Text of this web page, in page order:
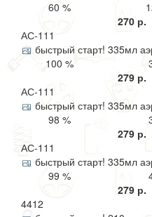
60 %
270 р.
АС-111
быстрый старт! 335мл
100 %
279 р.
АС-111
быстрый старт! 335мл
98 %
279 р.
АС-111
быстрый старт! 335мл
99 %
279 р.
4412